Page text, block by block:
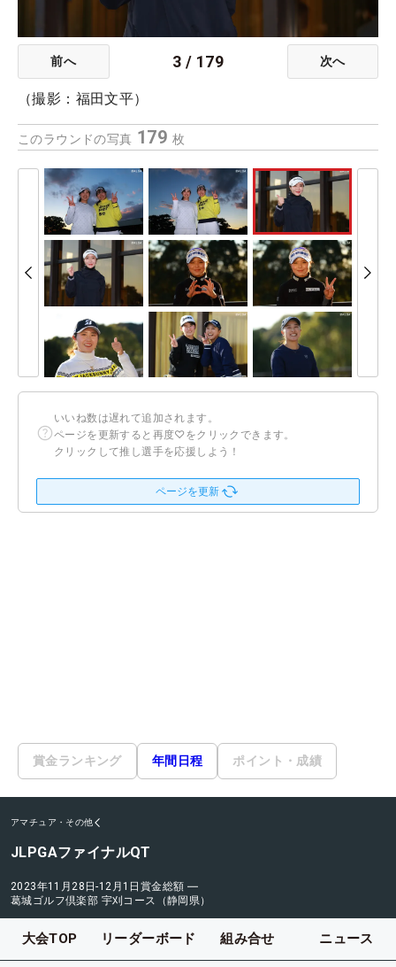
前へ 3 / 179 次へ
（撮影：福田文平）
このラウンドの写真 179 枚
いいね数は遅れて追加されます。
ページを更新すると再度♡をクリックできます。
クリックして推し選手を応援しよう！
ページを更新
賞金ランキング 年間日程 ポイント・成績
アマチュア・その他
JLPGAファイナルQT
2023年11月28日-12月1日 賞金総額 ―
葛城ゴルフ倶楽部 宇刈コース（静岡県）
大会TOP リーダーボード 組み合せ ニュース